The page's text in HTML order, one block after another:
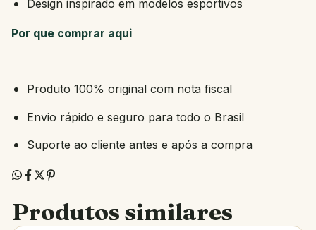
Design inspirado em modelos esportivos
Por que comprar aqui
Produto 100% original com nota fiscal
Envio rápido e seguro para todo o Brasil
Suporte ao cliente antes e após a compra
Produtos similares